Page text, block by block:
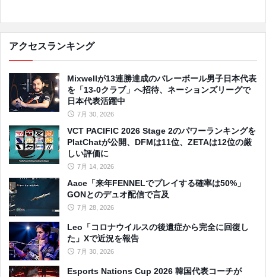
アクセスランキング
Mixwellが13連勝達成のバレーボール男子日本代表
を「13-0クラブ」へ招待、ネーションズリーグで
日本代表活躍中
7月 30, 2026
VCT PACIFIC 2026 Stage 2のパワーランキングを
PlatChatが公開、DFMは11位、ZETAは12位の厳
しい評価に
7月 14, 2026
Aace「来年FENNELでプレイする確率は50%」
GONとのデュオ配信で言及
7月 28, 2026
Leo「コロナウイルスの後遺症から完全に回復し
た」Xで近況を報告
7月 30, 2026
Esports Nations Cup 2026 韓国代表コーチが